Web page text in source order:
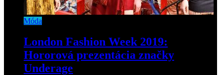
Móda
London Fashion Week 2019:
Hororová prezentácia značky
Underage